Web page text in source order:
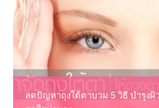
ลดปัญหาถุงใต้ตาบวม 5 วิธี บำรุงผิ